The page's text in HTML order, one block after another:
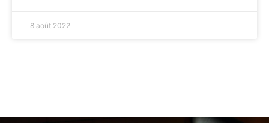
8 août 2022